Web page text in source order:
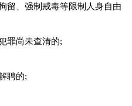
留、强制戒毒等限制人身自由
罪尚未查清的;
聘的;